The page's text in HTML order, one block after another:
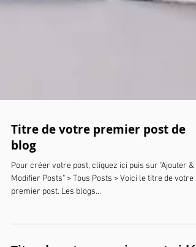
Titre de votre premier post de
blog
Pour créer votre post, cliquez ici puis sur "Ajouter &
premier post. Les blogs...